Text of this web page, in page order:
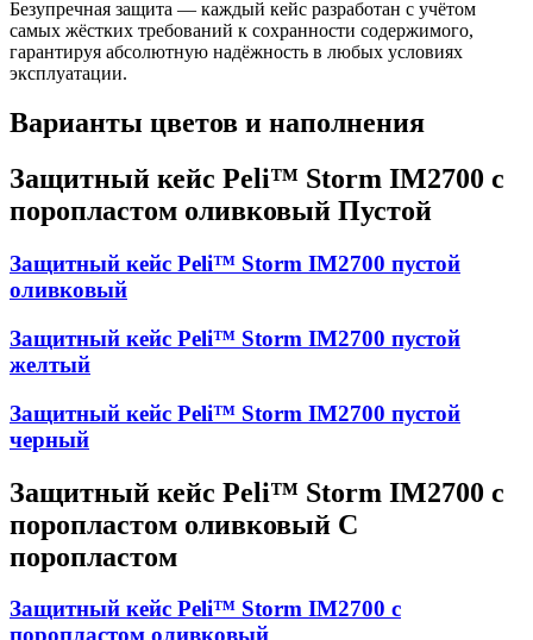
Безупречная защита — каждый кейс разработан с учётом
самых жёстких требований к сохранности содержимого,
гарантируя абсолютную надёжность в любых условиях
эксплуатации.
Варианты цветов и наполнения
Защитный кейс Peli™ Storm IM2700 с
поропластом оливковый Пустой
Защитный кейс Peli™ Storm IM2700 пустой
оливковый
Защитный кейс Peli™ Storm IM2700 пустой
желтый
Защитный кейс Peli™ Storm IM2700 пустой
черный
Защитный кейс Peli™ Storm IM2700 с
поропластом оливковый С
поропластом
Защитный кейс Peli™ Storm IM2700 с